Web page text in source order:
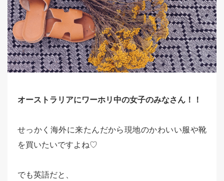
オーストラリアにワーホリ中の女子のみなさん！！
せっかく海外に来たんだから現地のかわいい服や靴
を買いたいですよね♡
でも英語だと、